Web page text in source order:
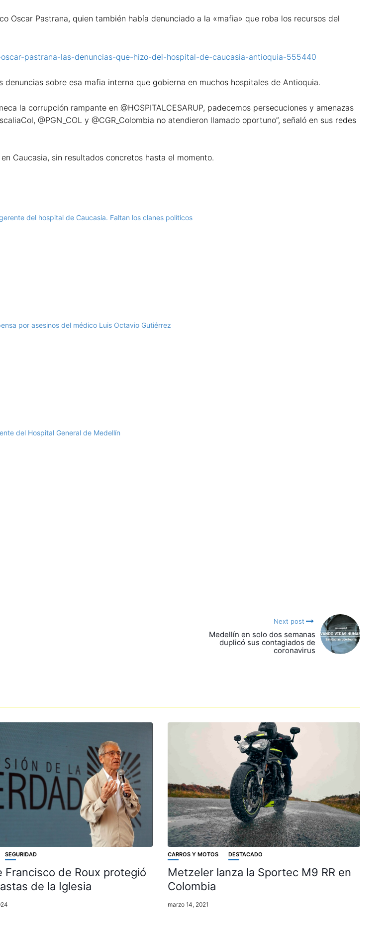
Oscar Pastrana, quien también había denunciado a la «mafia» que roba los recursos del
pastrana-las-denuncias-que-hizo-del-hospital-de-caucasia-antioquia-555440
sobre esa mafia interna que gobierna en muchos hospitales de Antioquia.
la corrupción rampante en @HOSPITALCESARUP, padecemos persecuciones y amenazas
@PGN_COL y @CGR_Colombia no atendieron llamado oportuno”, señaló en sus redes
Caucasia, sin resultados concretos hasta el momento.
del hospital de Caucasia. Faltan los clanes políticos
por asesinos del médico Luis Octavio Gutiérrez
del Hospital General de Medellín
Next post
Medellín en solo dos semanas
duplicó sus contagiados de
coronavirus
SEGURIDAD
Francisco de Roux protegió
de la Iglesia
CARROS Y MOTOS DESTACADO
Metzeler lanza la Sportec M9 RR en
Colombia
marzo 14, 2021